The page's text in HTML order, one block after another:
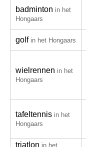
badminton in het
Hongaars
golf in het Hongaars
wielrennen in het
Hongaars
tafeltennis in het
Hongaars
triatlon in het